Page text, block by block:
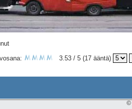
3.53 / 5 (17 ääntä)
©